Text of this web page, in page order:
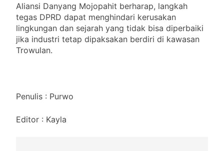
Aliansi Danyang Mojopahit berharap, langkah
tegas DPRD dapat menghindari kerusakan
lingkungan dan sejarah yang tidak bisa diperbaiki
jika industri tetap dipaksakan berdiri di kawasan
Trowulan.
Penulis : Purwo
Editor : Kayla